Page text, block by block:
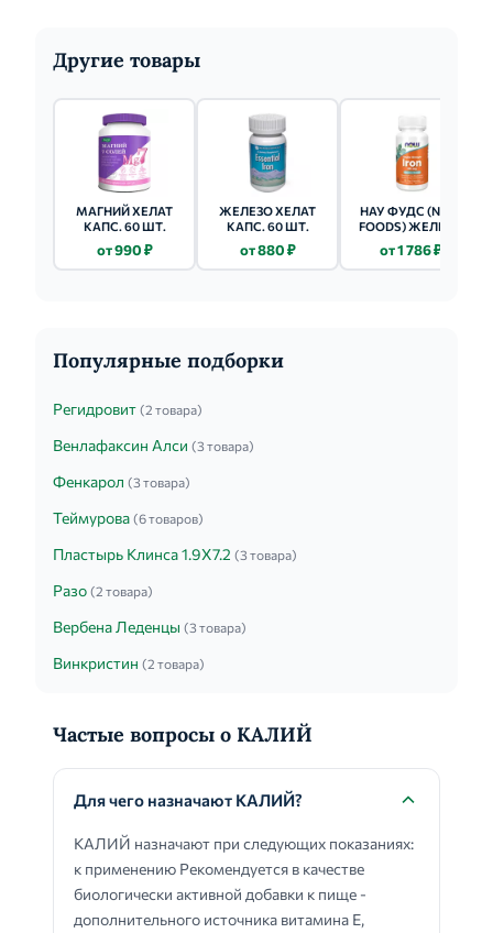
Другие товары
МАГНИЙ ХЕЛАТ
КАПС. 60 ШТ.
от 990 ₽
ЖЕЛЕЗО ХЕЛАТ
КАПС. 60 ШТ.
от 880 ₽
НАУ ФУДС (NOW
FOODS) ЖЕЛЕЗО
36МГ КАПС. 450МГ
№90
от 1 786 ₽
Популярные подборки
Регидровит (2 товара)
Венлафаксин Алси (3 товара)
Фенкарол (3 товара)
Теймурова (6 товаров)
Пластырь Клинса 1.9Х7.2 (3 товара)
Разо (2 товара)
Вербена Леденцы (3 товара)
Винкристин (2 товара)
Частые вопросы о КАЛИЙ
Для чего назначают КАЛИЙ?
КАЛИЙ назначают при следующих показаниях:
к применению Рекомендуется в качестве
биологически активной добавки к пище -
дополнительного источника витамина Е,